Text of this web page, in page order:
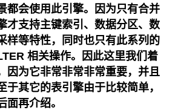
都会使用此引擎。因为只有合并
才支持主键索引、数据分区、数
样等特性，同时也只有此系列的
相关操作。因此这里我们着
因为它非常非常非常重要，并且
于其它的表引擎由于比较简单，
面再介绍。